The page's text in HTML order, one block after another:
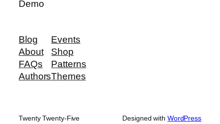
Demo
Blog
About
FAQs
Authors
Events
Shop
Patterns
Themes
Twenty Twenty-Five Designed with WordPress